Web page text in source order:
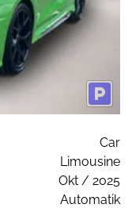
Car
Limousine
Okt / 2025
Automatik